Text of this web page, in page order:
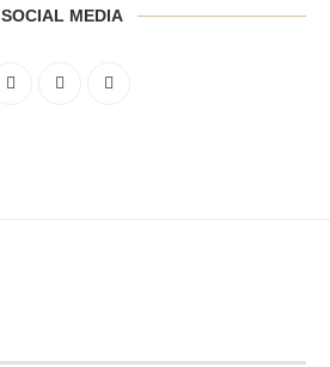
SOCIAL MEDIA